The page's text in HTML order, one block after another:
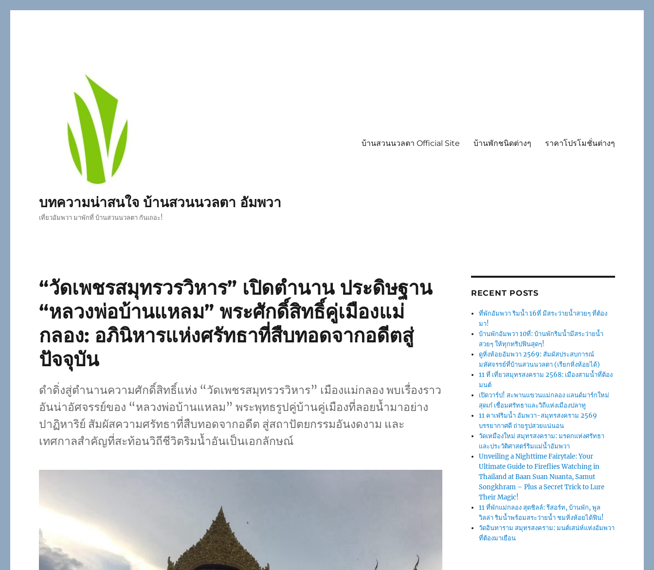
บทความน่าสนใจ บ้านสวนนวลตา อัมพวา
เที่ยวอัมพวา มาพักที่ บ้านสวนนวลตา กันเถอะ!
บ้านสวนนวลตา Official Site บ้านพักชนิดต่างๆ ราคาโปรโมชั่นต่างๆ
“วัดเพชรสมุทรวรวิหาร” เปิดตำนาน ประดิษฐาน
“หลวงพ่อบ้านแหลม” พระศักดิ์สิทธิ์คู่เมืองแม่
กลอง: อภินิหารแห่งศรัทธาที่สืบทอดจากอดีตสู่
ปัจจุบัน
ดำดิ่งสู่ตำนานความศักดิ์สิทธิ์แห่ง “วัดเพชรสมุทรวรวิหาร” เมืองแม่กลอง พบเรื่องราว
อันน่าอัศจรรย์ของ “หลวงพ่อบ้านแหลม” พระพุทธรูปคู่บ้านคู่เมืองที่ลอยน้ำมาอย่าง
ปาฏิหาริย์ สัมผัสความศรัทธาที่สืบทอดจากอดีต สู่สถาปัตยกรรมอันงดงาม และ
เทศกาลสำคัญที่สะท้อนวิถีชีวิตริมน้ำอันเป็นเอกลักษณ์
RECENT POSTS
ที่พักอัมพวา ริมน้ำ 16ที่ มีสระว่ายน้ำสวยๆ ที่ต้อง
มา!
บ้านพักอัมพวา 10ที่: บ้านพักริมน้ำมีสระว่ายน้ำ
สวยๆ ให้ทุกทริปฟินสุดๆ!
ดูหิ่งห้อยอัมพวา 2569: สัมผัสประสบการณ์
มหัศจรรย์ที่บ้านสวนนวลตา (เรียกหิ่งห้อยได้)
11 ที่ เที่ยวสมุทรสงคราม 2568: เมืองสามน้ำที่ต้อง
มนต์
เปิดวาร์ป! สะพานแขวนแม่กลอง แลนด์มาร์กใหม่
สุดเก๋ เชื่อมศรัทธาและวิถีแห่งเมืองปลาทู
11 คาเฟ่ริมน้ำ อัมพวา-สมุทรสงคราม 2569
บรรยากาศดี ถ่ายรูปสวยแน่นอน
วัดเหมืองใหม่ สมุทรสงคราม: มรดกแห่งศรัทธา
และประวัติศาสตร์ริมแม่น้ำอัมพวา
Unveiling a Nighttime Fairytale: Your
Ultimate Guide to Fireflies Watching in
Thailand at Baan Suan Nuanta, Samut
Songkhram – Plus a Secret Trick to Lure
Their Magic!
11 ที่พักแม่กลอง สุดชิลล์: รีสอร์ท, บ้านพัก, พูล
วิลล่า ริมน้ำพร้อมสระว่ายน้ำ ชมหิ่งห้อยได้ฟิน!
วัดอินทาราม สมุทรสงคราม: มนต์เสน่ห์แห่งอัมพวา
ที่ต้องมาเยือน